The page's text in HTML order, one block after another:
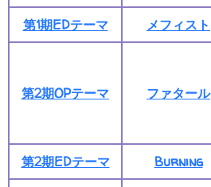
第1期EDテーマ
メフィスト
第2期OPテーマ ファタール
第2期EDテーマ
Burning